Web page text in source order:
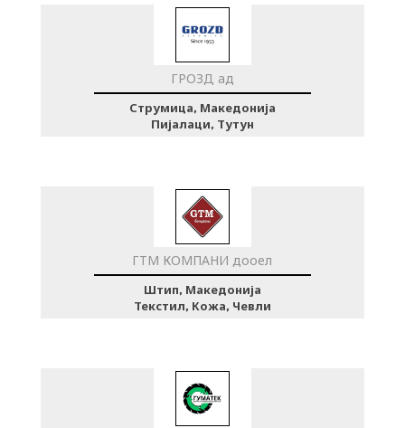
ГРОЗД ад
Струмица, Македонија
Пијалаци, Тутун
ГТМ КОМПАНИ дооел
Штип, Македонија
Текстил, Кожа, Чевли